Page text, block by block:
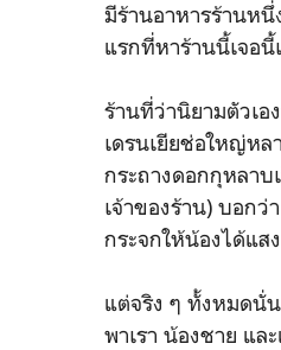
มีร้านอาหารร้านห
แรกที่หาร้านนี้เจอนี้
ร้านที่ว่านิยามตัวเอ
เดรนเยียช่อใหญ่ห
กระถางดอกกุหลาบ
เจ้าของร้าน) บอกว่
กระจกให้น้องได้แส
แต่จริง ๆ ทั้งหมดนั่
พาเรา น้องชาย แล